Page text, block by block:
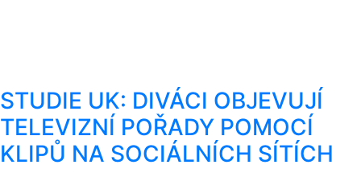
STUDIE UK: DIVÁCI OBJEVUJÍ
TELEVIZNÍ POŘADY POMOCÍ
KLIPŮ NA SOCIÁLNÍCH SÍTÍCH